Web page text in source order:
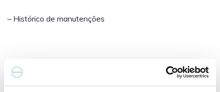
– Histórico de manutenções